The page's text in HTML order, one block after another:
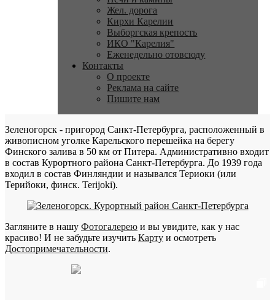
Жел. дорога
Кирхи Карелии
Выборгская крепость
ИКО "Карелия"
Еженедельно отовсюду
Контакты
О проекте
Реклама на сайте
Пишите нам
Зеленогорск - пригород Санкт-Петербурга, расположенный в
живописном уголке Карельского перешейка на берегу
Финского залива в 50 км от Питера. Административно входит
в состав Курортного района Санкт-Петербурга. До 1939 года
входил в состав Финляндии и назывался Териоки (или
Терийоки, финск. Terijoki).
Загляните в нашу Фотогалерею и вы увидите, как у нас
красиво! И не забудьте изучить Карту и осмотреть
Достопримечательности.